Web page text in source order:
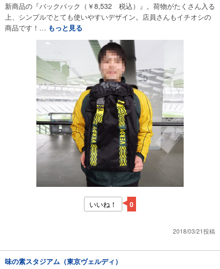
新商品の『バックパック（￥8,532 税込）』。荷物がたくさん入る
上、シンプルでとても使いやすいデザイン。店員さんもイチオシの
商品です！… もっと見る
いいね！ 0
2018/03/21投稿
味の素スタジアム（東京ヴェルディ）